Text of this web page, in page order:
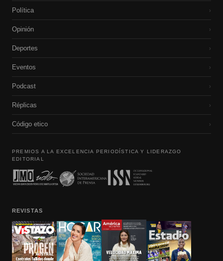
Política ›
Opinión ›
Deportes ›
Eventos ›
Podcast ›
Réplicas ›
Código etico ›
PREMIOS A LA EXCELENCIA PERIODÍSTICA Y LIDERAZGO
EDITORIAL
REVISTAS